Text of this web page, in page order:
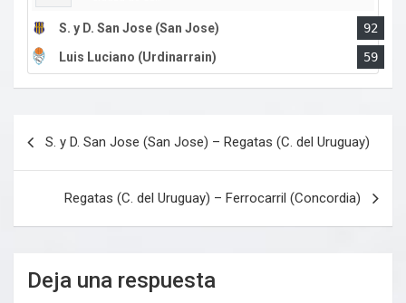
S. y D. San Jose (San Jose)
92
Luis Luciano (Urdinarrain)
59
entradas
S. y D. San Jose (San Jose) – Regatas (C. del Uruguay)
Regatas (C. del Uruguay) – Ferrocarril (Concordia)
Deja una respuesta